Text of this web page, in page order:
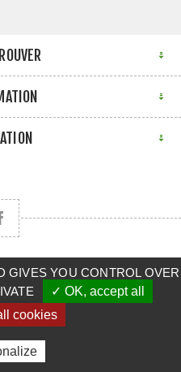
SUD. Tous droits
GIVES YOU CONTROL OVER
✓ OK, accept all
cookies